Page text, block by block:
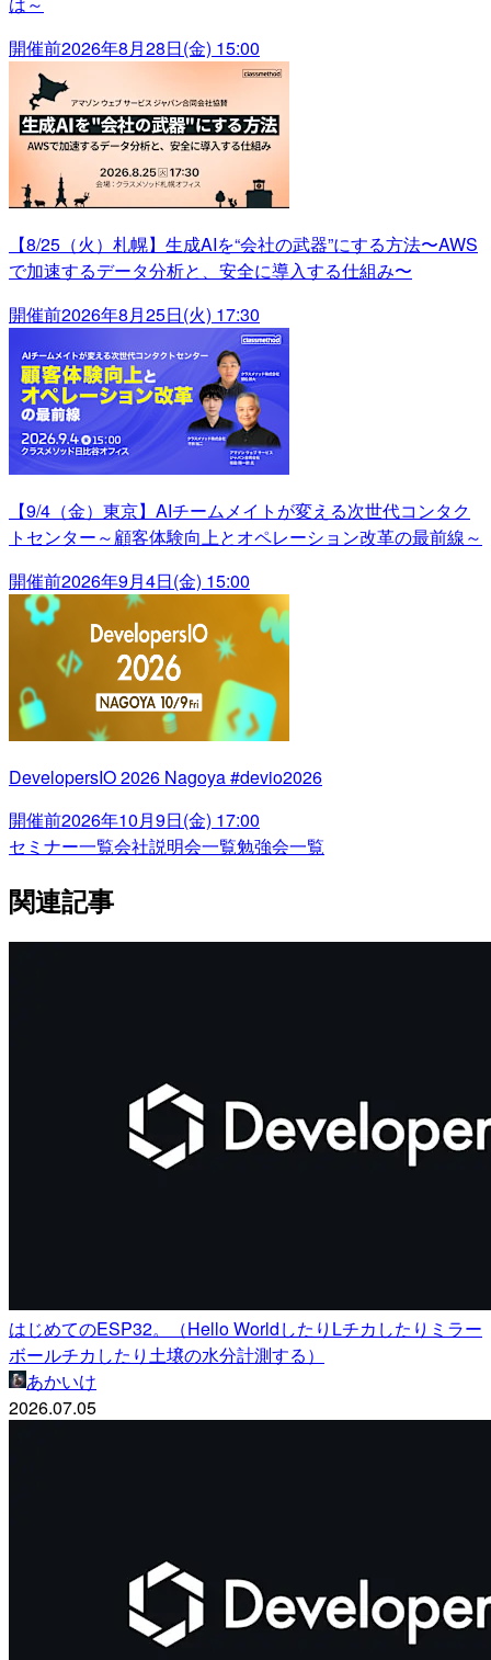
開催前2026年8月28日(金) 15:00
【8/25（火）札幌】生成AIを“会社の武器”にする方法〜AWS
で加速するデータ分析と、安全に導入する仕組み〜
開催前2026年8月25日(火) 17:30
【9/4（金）東京】AIチームメイトが変える次世代コンタク
トセンター～顧客体験向上とオペレーション改革の最前線～
開催前2026年9月4日(金) 15:00
DevelopersIO 2026 Nagoya #devio2026
開催前2026年10月9日(金) 17:00
セミナー一覧会社説明会一覧勉強会一覧
関連記事
はじめてのESP32。（Hello WorldしたりLチカしたりミラー
ボールチカしたり土壌の水分計測する）
あかいけ
2026.07.05